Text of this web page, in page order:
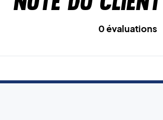
0 évaluations